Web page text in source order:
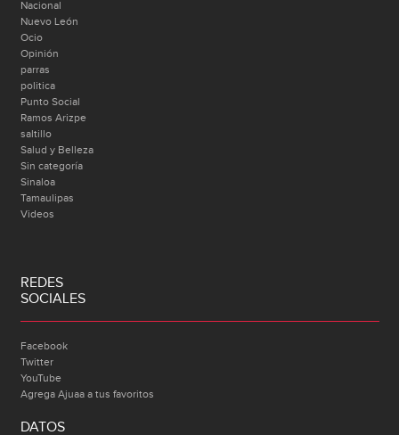
Nacional
Nuevo León
Ocio
Opinión
parras
politica
Punto Social
Ramos Arizpe
saltillo
Salud y Belleza
Sin categoría
Sinaloa
Tamaulipas
Videos
REDES
SOCIALES
Facebook
Twitter
YouTube
Agrega Ajuaa a tus favoritos
DATOS